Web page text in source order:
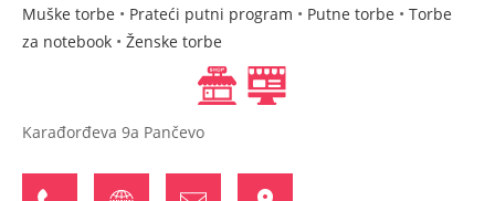
Muške torbe • Prateći putni program • Putne torbe • Torbe
za notebook • Ženske torbe
Karađorđeva 9a Pančevo